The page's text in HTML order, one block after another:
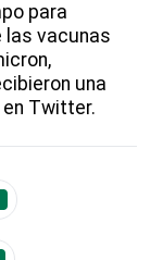
para
las vacunas
una
Twitter.